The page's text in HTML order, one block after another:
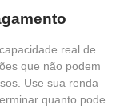
real de
que não podem
Use sua renda
quanto pode